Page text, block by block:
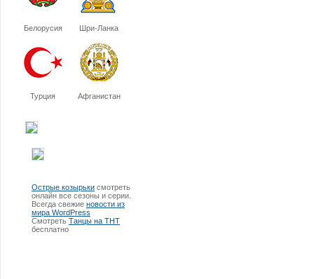
Белорусия Шри-Ланка
Турция Афганистан
Острые козырьки смотреть
онлайн все сезоны и серии.
Всегда свежие новости из
мира WordPress
Смотреть Танцы на ТНТ
бесплатно